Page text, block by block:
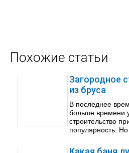
Похожие статьи
Загородное
из бруса
В последнее
больше времени
строительство
популярность.